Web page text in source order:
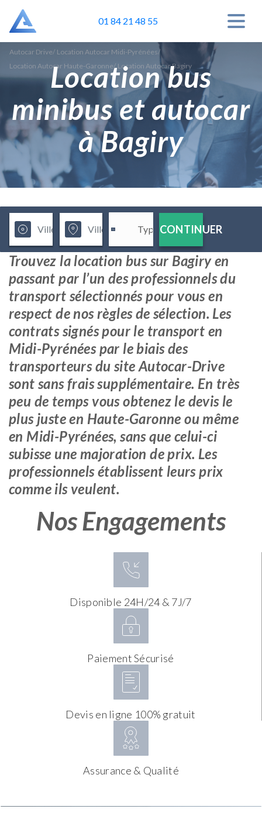
01 84 21 48 55
Autocar Drive/ Location Autocar Midi-Pyrénées/
Location Autocar Haute-Garonne/ Location Autocar Bagiry
Location bus
minibus et autocar
à Bagiry
CONTINUER
Trouvez la location bus sur Bagiry en
passant par l’un des professionnels du
transport sélectionnés pour vous en
respect de nos règles de sélection. Les
contrats signés pour le transport en
Midi-Pyrénées par le biais des
transporteurs du site Autocar-Drive
sont sans frais supplémentaire. En très
peu de temps vous obtenez le devis le
plus juste en Haute-Garonne ou même
en Midi-Pyrénées, sans que celui-ci
subisse une majoration de prix. Les
professionnels établissent leurs prix
comme ils veulent.
Nos Engagements
Disponible 24H/24 & 7J/7
Paiement Sécurisé
Devis en ligne 100% gratuit
Assurance & Qualité